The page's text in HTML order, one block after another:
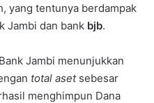
yang tentunya berdampak
Jambi dan bank bjb.
Jambi menunjukkan
total asetsebesar
menghimpun Dana